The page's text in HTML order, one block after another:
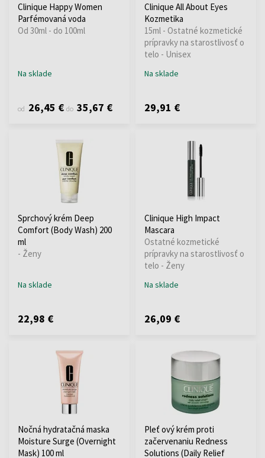
Clinique Happy Women
Parfémovaná voda
Od 30ml - do 100ml
Na sklade
od 26,45 € do 35,67 €
Clinique All About Eyes
Kozmetika
15ml - Ostatné kozmetické
prípravky na starostlivosť o
telo - Unisex
Na sklade
29,91 €
Sprchový krém Deep
Comfort (Body Wash) 200
ml
- Ženy
Na sklade
22,98 €
Clinique High Impact
Mascara
Ostatné kozmetické
prípravky na starostlivosť o
telo - Ženy
Na sklade
26,09 €
Nočná hydratačná maska ​​
Moisture Surge (Overnight
Mask) 100 ml
Pleť ový krém proti
začervenaniu Redness
Solutions (Daily Relief